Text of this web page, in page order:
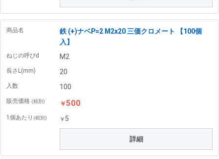
商品名
鉄 (+)ナベP=2 M2x20 三価クロメート 【100個
入】
ねじの呼びd M2
長さL(mm) 20
入数 100
販売価格 (税別) ￥500
1個あたり (税別) ￥ 5
詳細